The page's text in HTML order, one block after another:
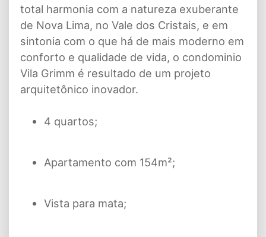
total harmonia com a natureza exuberante
de Nova Lima, no Vale dos Cristais, e em
sintonia com o que há de mais moderno em
conforto e qualidade de vida, o condominio
Vila Grimm é resultado de um projeto
arquitetônico inovador.
4 quartos;
Apartamento com 154m²;
Vista para mata;